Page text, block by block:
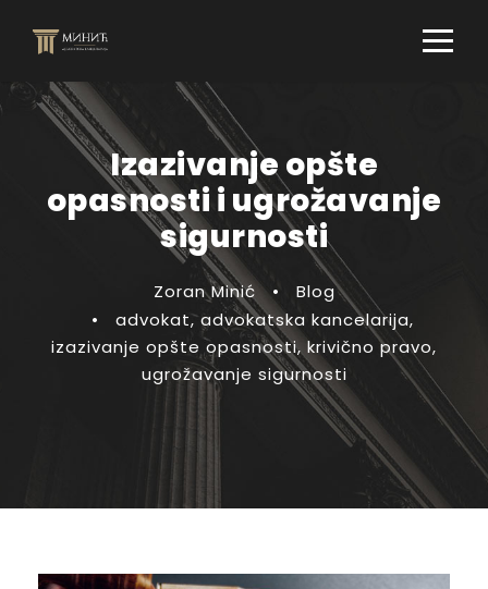
Izazivanje opšte
opasnosti i ugrožavanje
sigurnosti
Zoran Minić •
Blog
•
advokat, advokatska kancelarija,
izazivanje opšte opasnosti, krivično pravo,
ugrožavanje sigurnosti